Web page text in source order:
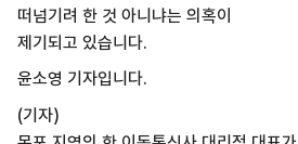
떠넘기려 한 것 아니냐는 의혹이
제기되고 있습니다.
윤소영 기자입니다.
(기자)